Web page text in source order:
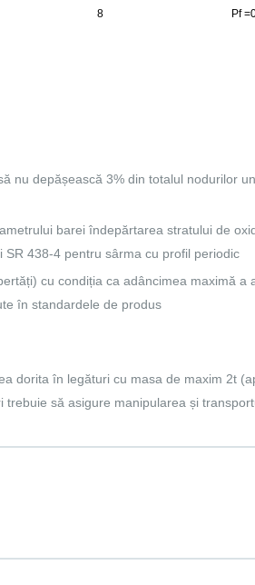
8 Pf
nu depășească 3% din totalul nodurilor
barei îndepărtarea stratului de
438-4 pentru sârma cu profil periodic
cu condiția ca adâncimea maximă a
în standardele de produs
dorita în legături cu masa de maxim 2t
să asigure manipularea și